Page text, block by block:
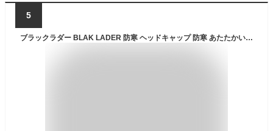
5
ブラックラダー BLAK LADER 防寒 ヘッドキャップ 防寒 あたたかい 冬用 2018年 新作 新商品 防寒グッズ 防寒アイテム 冬用 アウトドア レジャー キャンプ 自転車 サイクリング クロスバイク 屋外DIY 現場作業 登山